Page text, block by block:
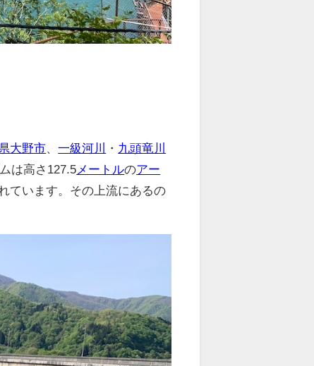
大野市 、一級河川 ・ 九頭竜川
は高さ127.5 メートルのアー
ています。その上流にあるの